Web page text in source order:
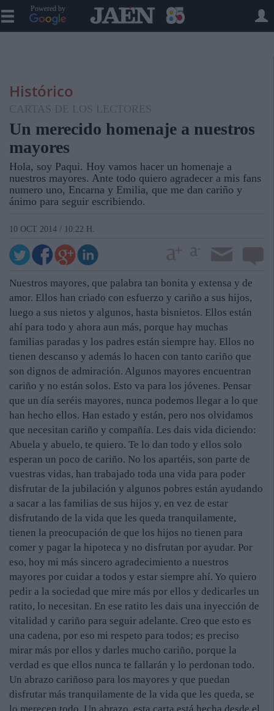
Powered by
Histórico
CARTAS DE LOS LECTORES
Un merecido homenaje a nuestros
mayores
Hola, soy Paqui. Hoy vamos hacer un homenaje a
nuestros mayores. Ante todo quiero agradecer a mis fans
numero uno, Encarna y Emilia, que me dan cariño y
ánimo para seguir escribiendo.
10 OCT 2014 / 10:22 H.
Nuestros mayores, que palabra tan bonita y extensa y de
amor. Ellos han criado con esfuerzo y cariño a sus hijos,
luego a sus nietos y algunos, hasta bisnietos. Ellos están
ahí para todo y ahora aun más, porque hay muchas
familias paradas y los padres están siempre hay. Ellos no
tienen descanso y además lo hacen con tanto cariño que
son dignos de admiración. Algunos mayores encuentran
cariño y no están solos. Esto va para los jóvenes. Pensar
que un día seréis mayores, nunca podemos llegar a lo que
han hecho ellos. Han estado y están, pero nos olvidamos
que necesitan cariño y compañía. Les dais vida diciendo:
Abuela y abuelo, te quiero. Te lo dan todo y ellos solo
esperan un poco de cariño. No los apartéis, son parte de
vuestras vidas, han trabajado toda una vida para poder
disfrutar de la jubilación y algunos pobres están ayudando
a sacar a las familias de sus hijos y, en vez de estar
disfrutando de la vida que les queda tranquilamente,
tienen la preocupación de que los hijos no tienen para
comer y pagar la hipoteca y no disfrutan por ayudar. Por
eso, hoy mi más sincero agradecimiento a nuestros
mayores por cuidar a todos y estar siempre ahí. Yo quiero
pedir a la sociedad que mire más por ellos y dedicarles un
ratito, lo necesitan. En ese ratito les dais una inyección de
vitalidad y cariño para seguir adelante. Creo que esto es
una cadena, por eso mi respeto para todos; es preciso
mirar más por ellos y darles mucho cariño, porque la
verdad es que ellos nunca te fallarán y lo perdonan todo.
Un abrazo cariñoso para los mayores y que puedan
disfrutar más tranquilamente de la vida que les queda, se